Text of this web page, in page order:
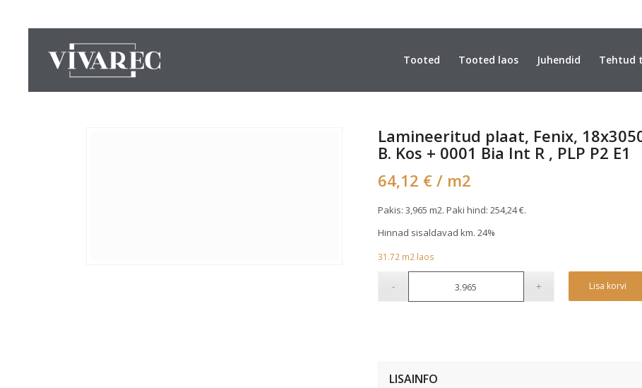
Tooted Tooted laos Juhendid Tehtud
Lamineeritud plaat, Fenix,
B. Kos + 0001 Bia Int R , PLP P2 E1
64,12 € / m2
Pakis: 3,965 m2. Paki hind: 254,24€.
Hinnad sisaldavad km. 24%
31.72 m2laos
Lisa korvi
LISAINFO